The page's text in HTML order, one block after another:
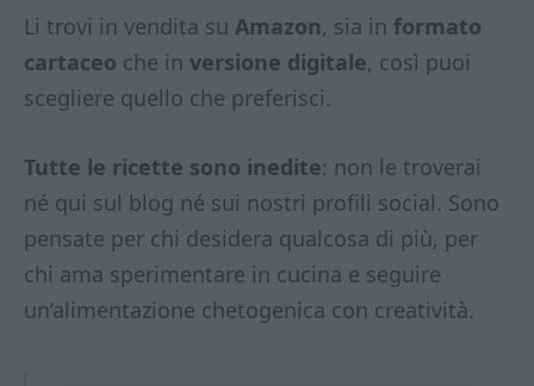
Li trovi in vendita su Amazon, sia in formato
cartaceo che in versione digitale, così puoi
scegliere quello che preferisci.
Tutte le ricette sono inedite: non le troverai
né qui sul blog né sui nostri profili social. Sono
pensate per chi desidera qualcosa di più, per
chi ama sperimentare in cucina e seguire
un’alimentazione chetogenica con creatività.